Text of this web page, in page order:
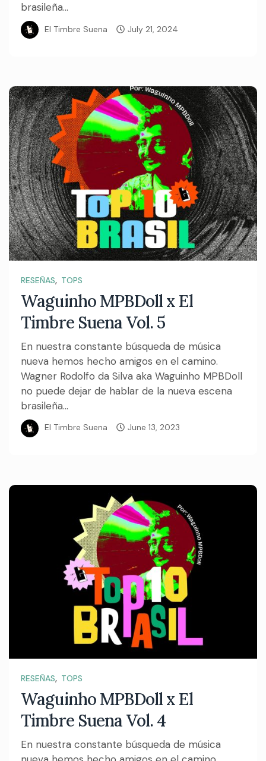
brasileña...
El Timbre Suena July 21, 2024
RESEÑAS, TOPS
Waguinho MPBDoll x El
Timbre Suena Vol. 5
En nuestra constante búsqueda de música
nueva hemos hecho amigos en el camino.
Wagner Rodolfo da Silva aka Waguinho MPBDoll
no puede dejar de hablar de la nueva escena
brasileña...
El Timbre Suena June 13, 2023
RESEÑAS, TOPS
Waguinho MPBDoll x El
Timbre Suena Vol. 4
En nuestra constante búsqueda de música